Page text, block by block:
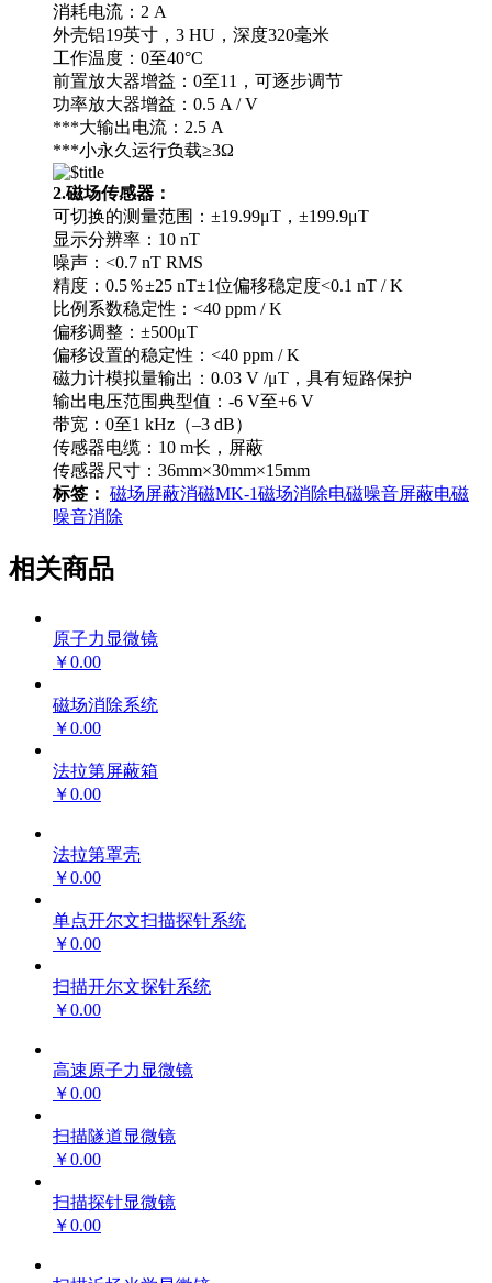
消耗电流：2 A
外壳铝19英寸，3 HU，深度320毫米
工作温度：0至40°C
前置放大器增益：0至11，可逐步调节
功率放大器增益：0.5 A / V
***大输出电流：2.5 A
***小永久运行负载≥3Ω
2.磁场传感器：
可切换的测量范围：±19.99μT，±199.9μT
显示分辨率：10 nT
噪声：<0.7 nT RMS
精度：0.5％±25 nT±1位偏移稳定度<0.1 nT / K
比例系数稳定性：<40 ppm / K
偏移调整：±500μT
偏移设置的稳定性：<40 ppm / K
磁力计模拟量输出：0.03 V /μT，具有短路保护
输出电压范围典型值：-6 V至+6 V
带宽：0至1 kHz（–3 dB）
传感器电缆：10 m长，屏蔽
传感器尺寸：36mm×30mm×15mm
标签： 磁场屏蔽消磁MK-1磁场消除电磁噪音屏蔽电磁
噪音消除
相关商品
原子力显微镜
￥0.00
磁场消除系统
￥0.00
法拉第屏蔽箱
￥0.00
法拉第罩壳
￥0.00
单点开尔文扫描探针系统
￥0.00
扫描开尔文探针系统
￥0.00
高速原子力显微镜
￥0.00
扫描隧道显微镜
￥0.00
扫描探针显微镜
￥0.00